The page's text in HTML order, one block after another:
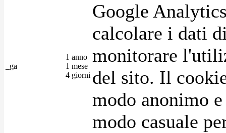
_ga
1 anno
1 mese
4 giorni
Google
calcolare i dati
monitorare
del sito. Il
modo anonimo
modo casuale